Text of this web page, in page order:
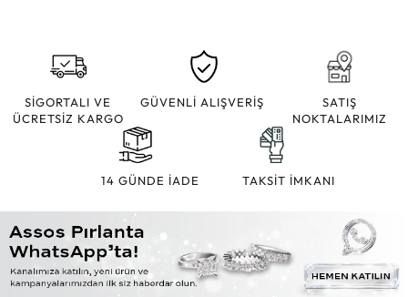
SİGORTALI VE
ÜCRETSİZ KARGO
GÜVENLİ ALIŞVERİŞ
SATIŞ
NOKTALARIMIZ
14 GÜNDE İADE TAKSİT İMKANI